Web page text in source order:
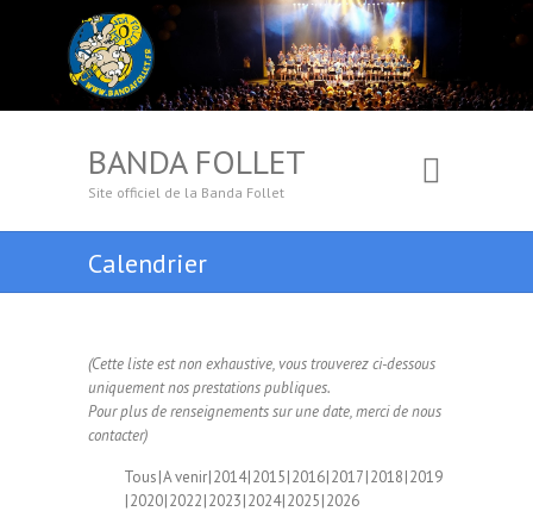
BANDA FOLLET
Site officiel de la Banda Follet
Calendrier
(Cette liste est non exhaustive, vous trouverez ci-dessous
uniquement nos prestations publiques.
Pour plus de renseignements sur une date, merci de nous
contacter)
Tous A venir 2014 2015 2016 2017 2018 2019
2020 2022 2023 2024 2025 2026